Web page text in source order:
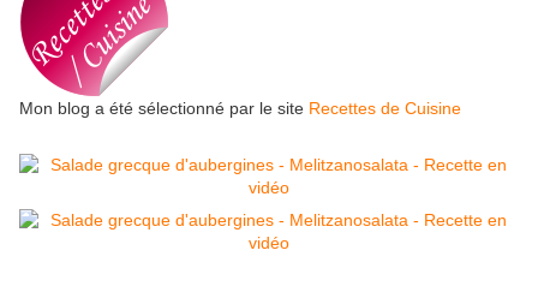
Mon blog a été sélectionné par le site Recettes de Cuisine